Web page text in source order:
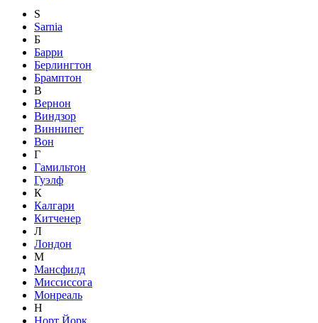
S
Sarnia
Б
Барри
Берлингтон
Брамптон
В
Вернон
Виндзор
Виннипег
Вон
Г
Гамильтон
Гуэлф
К
Калгари
Китченер
Л
Лондон
М
Мансфилд
Миссиссога
Монреаль
Н
Норт Йорк